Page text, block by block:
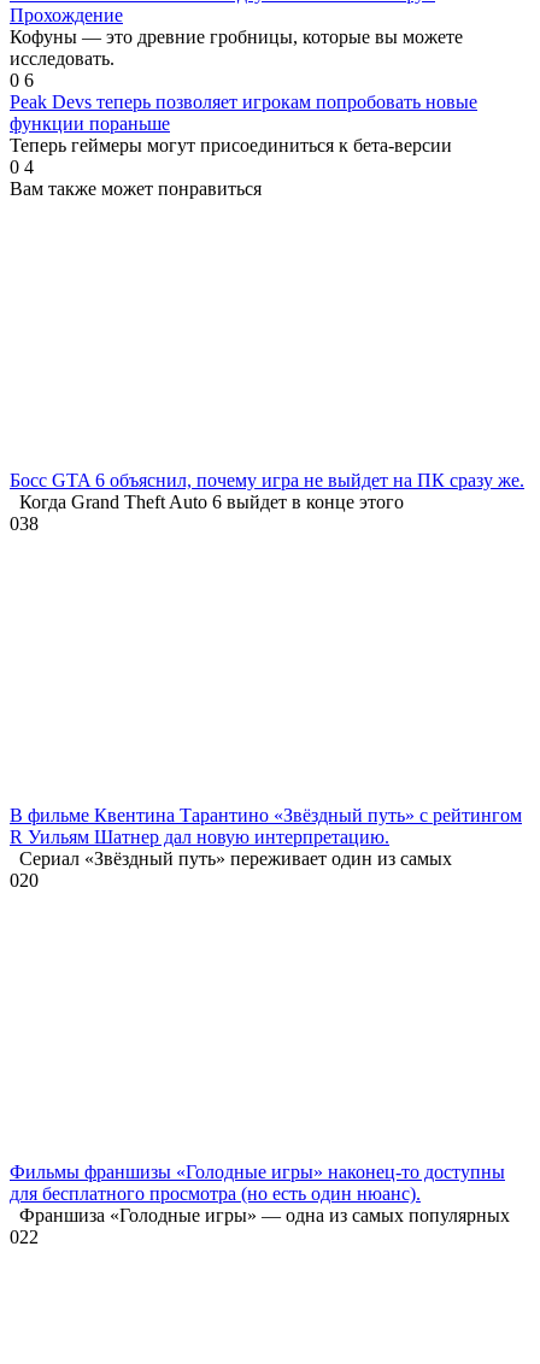
Прохождение
Кофуны — это древние гробницы, которые вы можете
исследовать.
0 6
Peak Devs теперь позволяет игрокам попробовать новые
функции пораньше
Теперь геймеры могут присоединиться к бета-версии
0 4
Вам также может понравиться
Босс GTA 6 объяснил, почему игра не выйдет на ПК сразу же.
Когда Grand Theft Auto 6 выйдет в конце этого
038
В фильме Квентина Тарантино «Звёздный путь» с рейтингом
R Уильям Шатнер дал новую интерпретацию.
Сериал «Звёздный путь» переживает один из самых
020
Фильмы франшизы «Голодные игры» наконец-то доступны
для бесплатного просмотра (но есть один нюанс).
Франшиза «Голодные игры» — одна из самых популярных
022